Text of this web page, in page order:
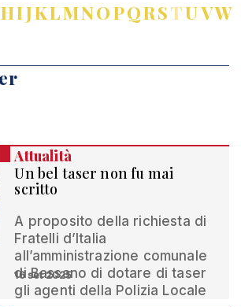
HIJKLMNOPQRSTUVW
Attualità
Un bel taser non fu mai
scritto
A proposito della richiesta di
Fratelli d’Italia
all’amministrazione comunale
di Bassano di dotare di taser
gli agenti della Polizia Locale
16 set 2025